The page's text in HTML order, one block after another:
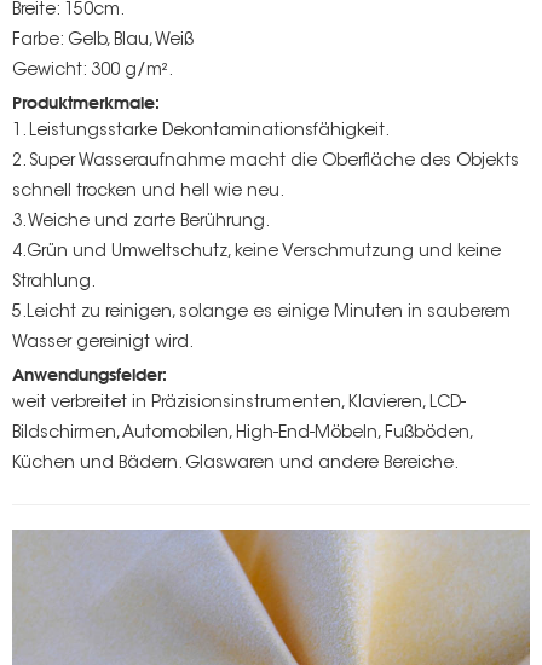
Breite: 150cm.
Farbe: Gelb, Blau, Weiß
Gewicht: 300 g/m².
Produktmerkmale:
1. Leistungsstarke Dekontaminationsfähigkeit.
2. Super Wasseraufnahme macht die Oberfläche des Objekts
schnell trocken und hell wie neu.
3. Weiche und zarte Berührung.
4.Grün und Umweltschutz, keine Verschmutzung und keine
Strahlung.
5.Leicht zu reinigen, solange es einige Minuten in sauberem
Wasser gereinigt wird.
Anwendungsfelder:
weit verbreitet in Präzisionsinstrumenten, Klavieren, LCD-
Bildschirmen, Automobilen, High-End-Möbeln, Fußböden,
Küchen und Bädern. Glaswaren und andere Bereiche.